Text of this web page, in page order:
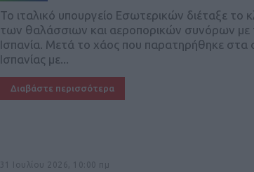
Το ιταλικό υπουργείο Εσωτερικών διέταξε το
των θαλάσσιων και αεροπορικών συνόρων με
Ισπανία. Μετά το χάος που παρατηρήθηκε στα
Ισπανίας με...
Διαβάστε περισσότερα